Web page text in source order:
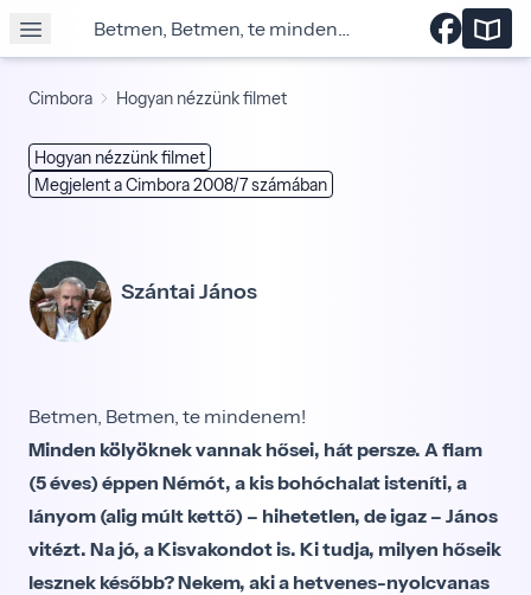
Betmen, Betmen, te mindenem!
Cimbora Hogyan nézzünk filmet
Hogyan nézzünk filmet
Megjelent a Cimbora 2008/7 számában
Szántai János
Betmen, Betmen, te mindenem!
Minden kölyöknek vannak hősei, hát persze. A fiam
(5 éves) éppen Némót, a kis bohóchalat isteníti, a
lányom (alig múlt kettő) – hihetetlen, de igaz – János
vitézt. Na jó, a Kisvakondot is. Ki tudja, milyen hőseik
lesznek később?Nekem, aki a hetvenes-nyolcvanas